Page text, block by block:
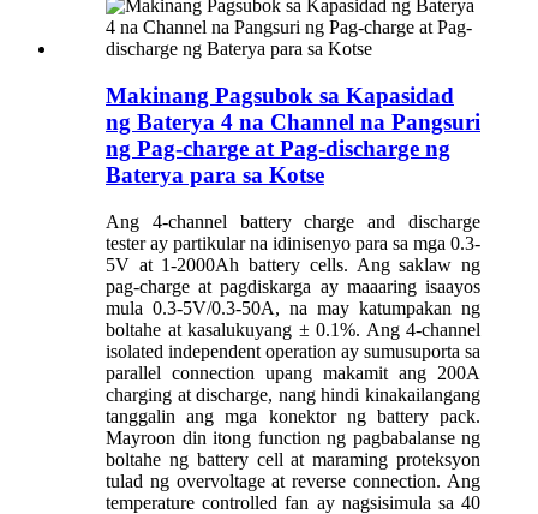
Makinang Pagsubok sa Kapasidad
ng Baterya 4 na Channel na Pangsuri
ng Pag-charge at Pag-discharge ng
Baterya para sa Kotse
Ang 4-channel battery charge and discharge
tester ay partikular na idinisenyo para sa mga 0.3-
5V at 1-2000Ah battery cells. Ang saklaw ng
pag-charge at pagdiskarga ay maaaring isaayos
mula 0.3-5V/0.3-50A, na may katumpakan ng
boltahe at kasalukuyang ± 0.1%. Ang 4-channel
isolated independent operation ay sumusuporta sa
parallel connection upang makamit ang 200A
charging at discharge, nang hindi kinakailangang
tanggalin ang mga konektor ng battery pack.
Mayroon din itong function ng pagbabalanse ng
boltahe ng battery cell at maraming proteksyon
tulad ng overvoltage at reverse connection. Ang
temperature controlled fan ay nagsisimula sa 40